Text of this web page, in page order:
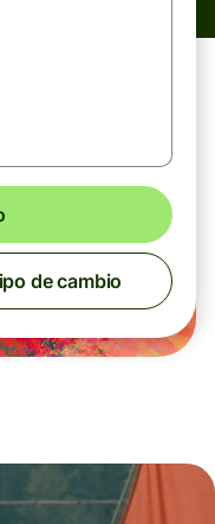
de cambio